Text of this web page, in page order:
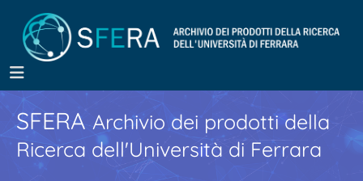
SFERA Archivio dei prodotti della
Ricerca dell'Università di Ferrara